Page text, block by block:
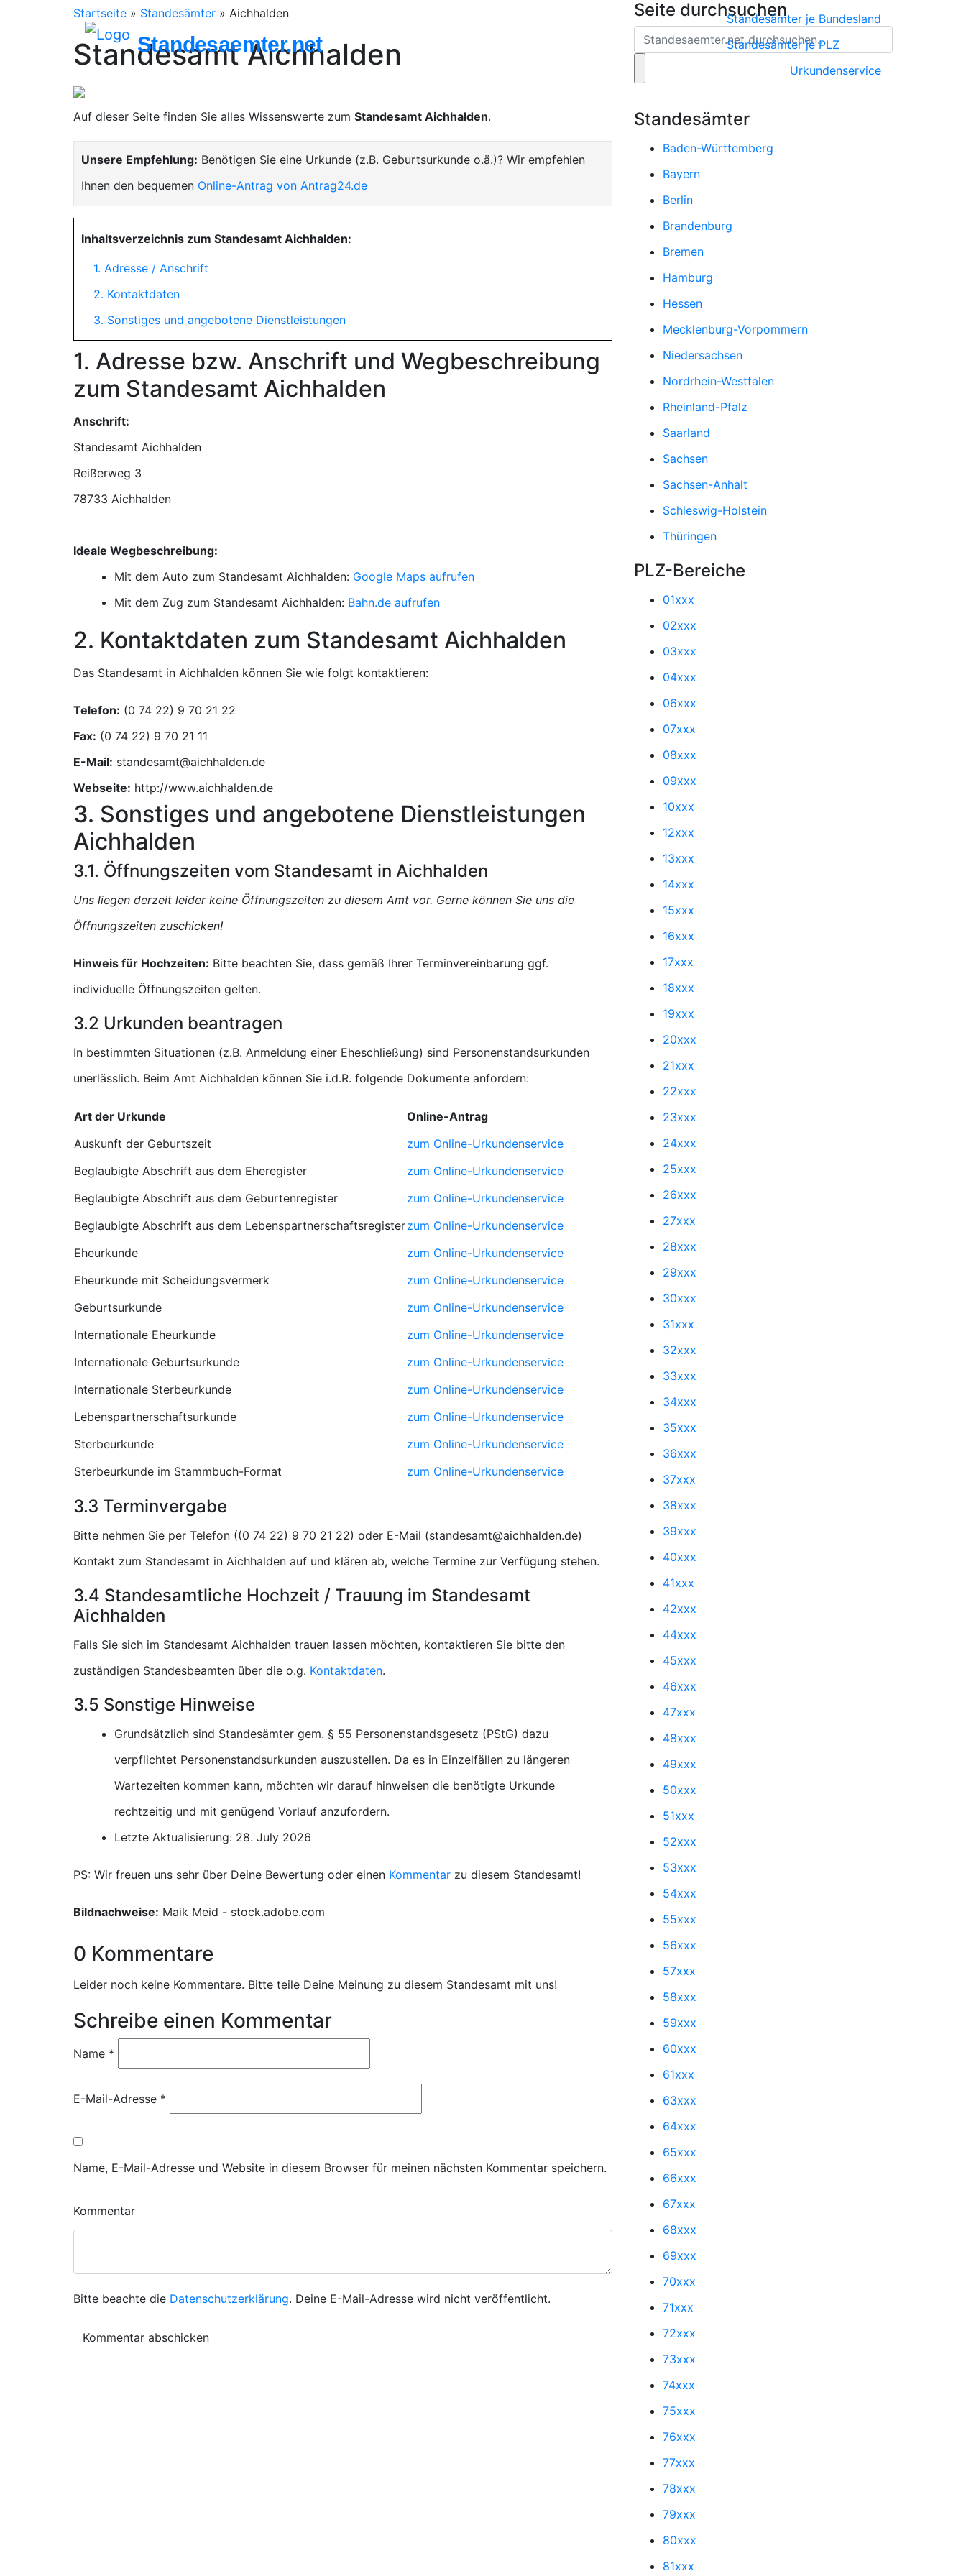
Standesaemter.net
Standesämter je Bundesland
Standesämter je PLZ
Urkundenservice
Startseite » Standesämter » Aichhalden
Standesamt Aichhalden
Auf dieser Seite finden Sie alles Wissenswerte zum Standesamt Aichhalden.
Unsere Empfehlung: Benötigen Sie eine Urkunde (z.B. Geburtsurkunde o.ä.)? Wir empfehlen
Ihnen den bequemen Online-Antrag von Antrag24.de
Inhaltsverzeichnis zum Standesamt Aichhalden:
1. Adresse / Anschrift
2. Kontaktdaten
3. Sonstiges und angebotene Dienstleistungen
1. Adresse bzw. Anschrift und Wegbeschreibung
zum Standesamt Aichhalden
Anschrift:
Standesamt Aichhalden
78733 Aichhalden
Ideale Wegbeschreibung:
Mit dem Auto zum Standesamt Aichhalden: Google Maps aufrufen
Mit dem Zug zum Standesamt Aichhalden: Bahn.de aufrufen
2. Kontaktdaten zum Standesamt Aichhalden
Das Standesamt in Aichhalden können Sie wie folgt kontaktieren:
Telefon:
Fax:
E-Mail:
Webseite: http://www.aichhalden.de
3. Sonstiges und angebotene Dienstleistungen
Aichhalden
3.1. Öffnungszeiten vom Standesamt in Aichhalden
Uns liegen derzeit leider keine Öffnungszeiten zu diesem Amt vor. Gerne können Sie uns die
Öffnungszeiten zuschicken!
Hinweis für Hochzeiten: Bitte beachten Sie, dass gemäß Ihrer Terminvereinbarung ggf.
individuelle Öffnungszeiten gelten.
3.2 Urkunden beantragen
In bestimmten Situationen (z.B. Anmeldung einer Eheschließung) sind Personenstandsurkunden
unerlässlich. Beim Amt Aichhalden können Sie i.d.R. folgende Dokumente anfordern:
Art der Urkunde
Online-Antrag
Auskunft der Geburtszeit
zum Online-Urkundenservice
Beglaubigte Abschrift aus dem Eheregister
zum Online-Urkundenservice
Beglaubigte Abschrift aus dem Geburtenregister
zum Online-Urkundenservice
Beglaubigte Abschrift aus dem Lebenspartnerschaftsregisterzum Online-Urkundenservice
Eheurkunde
zum Online-Urkundenservice
Eheurkunde mit Scheidungsvermerk
zum Online-Urkundenservice
Geburtsurkunde
zum Online-Urkundenservice
Internationale Eheurkunde
zum Online-Urkundenservice
Internationale Geburtsurkunde
zum Online-Urkundenservice
Internationale Sterbeurkunde
zum Online-Urkundenservice
Lebenspartnerschaftsurkunde
zum Online-Urkundenservice
Sterbeurkunde
zum Online-Urkundenservice
Sterbeurkunde im Stammbuch-Format
zum Online-Urkundenservice
3.3 Terminvergabe
Bitte nehmen Sie per Telefon ( ) oder E-Mail (
)
Kontakt zum Standesamt in Aichhalden auf und klären ab, welche Termine zur Verfügung stehen.
3.4 Standesamtliche Hochzeit / Trauung im Standesamt
Aichhalden
Falls Sie sich im Standesamt Aichhalden trauen lassen möchten, kontaktieren Sie bitte den
zuständigen Standesbeamten über die o.g. Kontaktdaten.
3.5 Sonstige Hinweise
Grundsätzlich sind Standesämter gem. § 55 Personenstandsgesetz (PStG) dazu
verpflichtet Personenstandsurkunden auszustellen. Da es in Einzelfällen zu längeren
Wartezeiten kommen kann, möchten wir darauf hinweisen die benötigte Urkunde
rechtzeitig und mit genügend Vorlauf anzufordern.
Letzte Aktualisierung: 28. July 2026
PS: Wir freuen uns sehr über Deine Bewertung oder einen Kommentar zu diesem Standesamt!
Bildnachweise: Maik Meid - stock.adobe.com
0 Kommentare
Leider noch keine Kommentare. Bitte teile Deine Meinung zu diesem Standesamt mit uns!
Schreibe einen Kommentar
Name *
E-Mail-Adresse *
Name, E-Mail-Adresse und Website in diesem Browser für meinen nächsten Kommentar speichern.
Kommentar
Bitte beachte die Datenschutzerklärung. Deine E-Mail-Adresse wird nicht veröffentlicht.
Seite durchsuchen
Standesämter
Baden-Württemberg
Bayern
Berlin
Brandenburg
Bremen
Hamburg
Hessen
Mecklenburg-Vorpommern
Niedersachsen
Nordrhein-Westfalen
Rheinland-Pfalz
Saarland
Sachsen
Sachsen-Anhalt
Schleswig-Holstein
Thüringen
PLZ-Bereiche
01xxx
02xxx
03xxx
04xxx
06xxx
07xxx
08xxx
09xxx
10xxx
12xxx
13xxx
14xxx
15xxx
16xxx
17xxx
18xxx
19xxx
20xxx
21xxx
22xxx
23xxx
24xxx
25xxx
26xxx
27xxx
28xxx
29xxx
30xxx
31xxx
32xxx
33xxx
34xxx
35xxx
36xxx
37xxx
38xxx
39xxx
40xxx
41xxx
42xxx
44xxx
45xxx
46xxx
47xxx
48xxx
49xxx
50xxx
51xxx
52xxx
53xxx
54xxx
55xxx
56xxx
57xxx
58xxx
59xxx
60xxx
61xxx
63xxx
64xxx
65xxx
66xxx
67xxx
68xxx
69xxx
70xxx
71xxx
72xxx
73xxx
74xxx
75xxx
76xxx
77xxx
78xxx
79xxx
80xxx
81xxx